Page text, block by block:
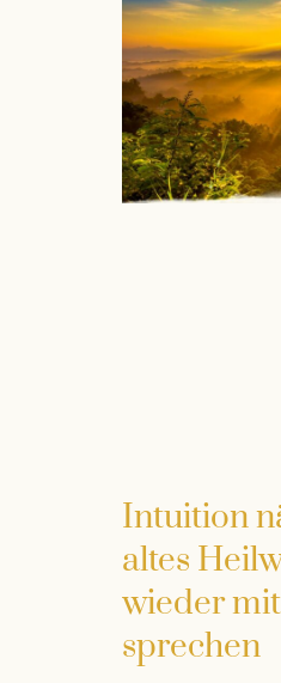
Intuition
altes
wieder
sprechen